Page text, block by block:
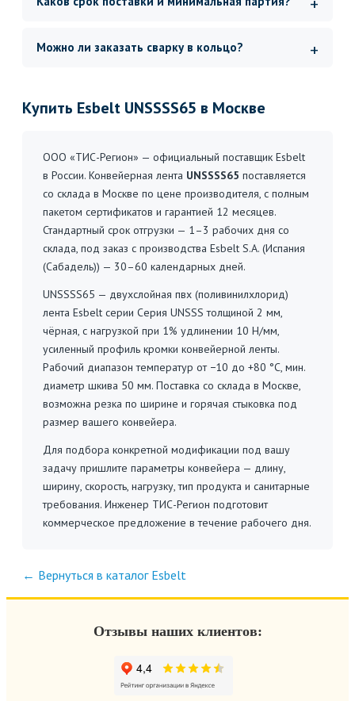
Можно ли заказать сварку в кольцо?
Купить Esbelt UNSSSS65 в Москве
ООО «ТИС-Регион» — официальный поставщик Esbelt
в России. Конвейерная лента UNSSSS65 поставляется
со склада в Москве по цене производителя, с полным
пакетом сертификатов и гарантией 12 месяцев.
Стандартный срок отгрузки — 1–3 рабочих дня со
склада, под заказ с производства Esbelt S.A. (Испания
(Сабадель)) — 30–60 календарных дней.
UNSSSS65 — двухслойная пвх (поливинилхлорид)
лента Esbelt серии Серия UNSSS толщиной 2 мм,
чёрная, с нагрузкой при 1% удлинении 10 Н/мм,
усиленный профиль кромки конвейерной ленты.
Рабочий диапазон температур от −10 до +80 °C, мин.
диаметр шкива 50 мм. Поставка со склада в Москве,
возможна резка по ширине и горячая стыковка под
размер вашего конвейера.
Для подбора конкретной модификации под вашу
задачу пришлите параметры конвейера — длину,
ширину, скорость, нагрузку, тип продукта и санитарные
требования. Инженер ТИС-Регион подготовит
коммерческое предложение в течение рабочего дня.
← Вернуться в каталог Esbelt
Отзывы наших клиентов: